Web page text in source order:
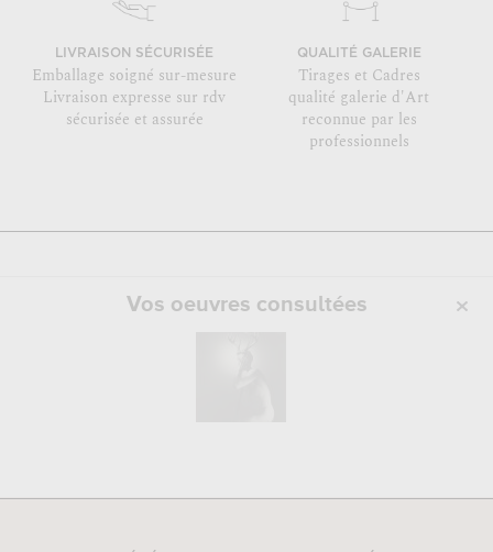
LIVRAISON SÉCURISÉE
Emballage soigné sur-mesure
Livraison expresse sur rdv
sécurisée et assurée
QUALITÉ GALERIE
Tirages et Cadres
qualité galerie d'Art
reconnue par les
professionnels
Vos oeuvres consultées